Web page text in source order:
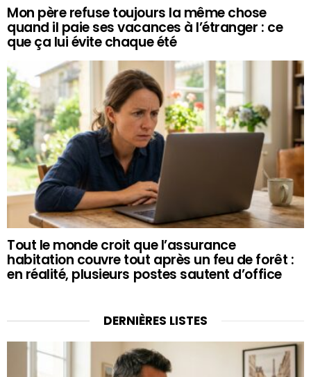
Mon père refuse toujours la même chose
quand il paie ses vacances à l’étranger : ce
que ça lui évite chaque été
Tout le monde croit que l’assurance
habitation couvre tout après un feu de forêt :
en réalité, plusieurs postes sautent d’office
DERNIÈRES LISTES